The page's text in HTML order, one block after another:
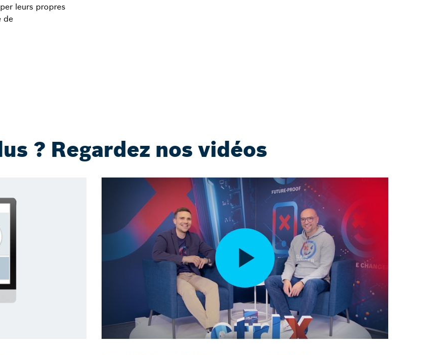
leurs propres
de
? Regardez nos vidéos